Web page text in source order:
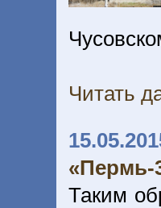
Читать
«Пермь-
Таким